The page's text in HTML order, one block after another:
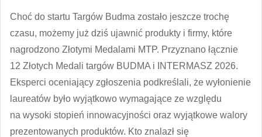
Choć do startu Targów Budma zostało jeszcze trochę
czasu, możemy już dziś ujawnić produkty i firmy, które
nagrodzono Złotymi Medalami MTP. Przyznano łącznie
12 Złotych Medali targów BUDMA i INTERMASZ 2026.
Eksperci oceniający zgłoszenia podkreślali, że wyłonienie
laureatów było wyjątkowo wymagające ze względu
na wysoki stopień innowacyjności oraz wyjątkowe walory
prezentowanych produktów. Kto znalazł się